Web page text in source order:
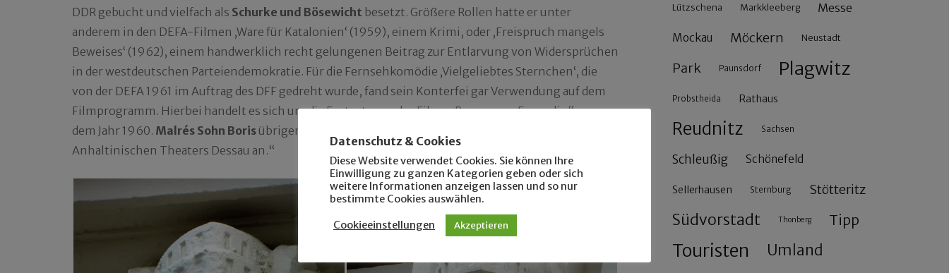
DDR gebucht und vielfach als Schurke und Bösewicht besetzt. Größere Rollen hatte er unter
anderem in den DEFA-Filmen ‚Ware für Katalonien‘ (1959), einem Krimi, oder ‚Freispruch mangels
Beweises‘ (1962), einem handwerklich recht gelungenen Beitrag zur Entlarvung von Widersprüchen
in der westdeutschen Parteiendemokratie. Für die Fernsehkomödie ‚Vielgeliebtes Sternchen‘, die
von der DEFA 1961 im Auftrag des DFF gedreht wurde, fand sein Konterfei gar Verwendung auf dem
Filmprogramm. Hierbei handelt es sich um die Fortsetzung des Films „Papas neue Freundin“ aus
dem Jahr 1960. Malrés Sohn Boris übrigens gehört aktuell dem Schauspiel-Ensemble des
Anhaltinischen Theaters Dessau an.“
Lützschena Markkleeberg Messe
Mockau Möckern Neustadt
Park Paunsdorf Plagwitz
Probstheida Rathaus
Reudnitz Sachsen
Schleußig Schönefeld
Sellerhausen Sternburg Stötteritz
Südvorstadt Thonberg Tipp
Touristen Umland
Datenschutz & Cookies
Diese Website verwendet Cookies. Sie können Ihre
Einwilligung zu ganzen Kategorien geben oder sich
weitere Informationen anzeigen lassen und so nur
bestimmte Cookies auswählen.
Cookieeinstellungen Akzeptieren